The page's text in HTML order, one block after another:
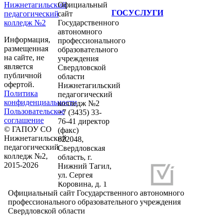
Нижнетагильский
педагогический
колледж №2
Информация,
размещенная
на сайте, не
является
публичной
офертой.
Политика
конфиденциальности
Пользовательское
соглашение
© ГАПОУ СО
Нижнетагильский
педагогический
колледж №2,
2015-2026
Официальный
сайт
Государственного
автономного
профессионального
образовательного
учреждения
Свердловской
области
Нижнетагильский
педагогический
колледж №2
+7 (3435) 33-
76-41 директор
(факс)
622048,
Свердловская
область, г.
Нижний Тагил,
ул. Сергея
Коровина, д. 1
ГОСУСЛУГИ
Разработка и продвижение сайтов
Официальный сайт Государственного автономного
профессионального образовательного учреждения
Свердловской области